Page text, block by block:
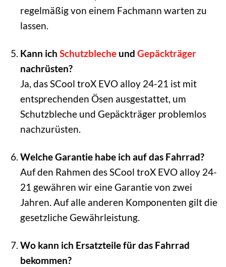
regelmäßig von einem Fachmann warten zu
lassen.
Kann ich Schutzblecheund Gepäckträger
nachrüsten?
Ja, das SCool troX EVO alloy 24-21 ist mit
entsprechenden Ösen ausgestattet, um
Schutzbleche und Gepäckträger problemlos
nachzurüsten.
Welche Garantie habe ich auf das Fahrrad?
Auf den Rahmen des SCool troX EVO alloy 24-
21 gewähren wir eine Garantie von zwei
Jahren. Auf alle anderen Komponenten gilt die
gesetzliche Gewährleistung.
Wo kann ich Ersatzteile für das Fahrrad
bekommen?